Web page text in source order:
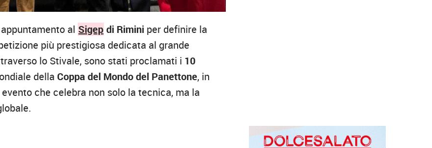
al Sigep di Rimini per definire la
più prestigiosa dedicata al grande
lo Stivale, sono stati proclamati i 10
della Coppa del Mondo del Panettone, in
evento che celebra non solo la tecnica, ma la